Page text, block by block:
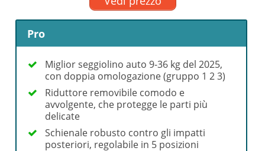
Pro
Miglior seggiolino auto 9-36 kg del 2025,
con doppia omologazione (gruppo 1 2 3)
Riduttore removibile comodo e
avvolgente, che protegge le parti più
delicate
Schienale robusto contro gli impatti
posteriori, regolabile in 5 posizioni